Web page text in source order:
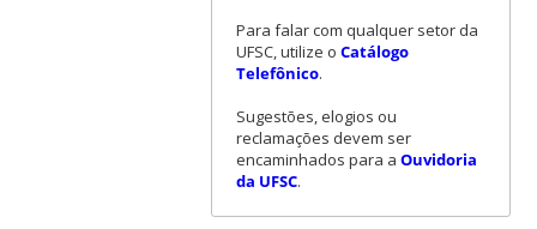
Para falar com qualquer setor da
UFSC, utilize o Catálogo
Telefônico.
Sugestões, elogios ou
reclamações devem ser
encaminhados para a Ouvidoria
da UFSC.